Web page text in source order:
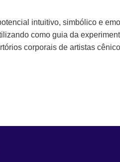
intuitivo, simbólico e
como guia da
corporais de artistas